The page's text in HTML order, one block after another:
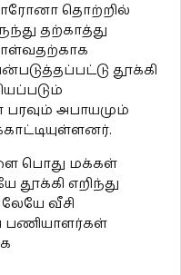
தொற்றில்
தற்காத்து
தூக்கி
அபாயமும்
பொது மக்கள்
தூக்கி எறிந்து
வீசி
பணியாளர்கள்